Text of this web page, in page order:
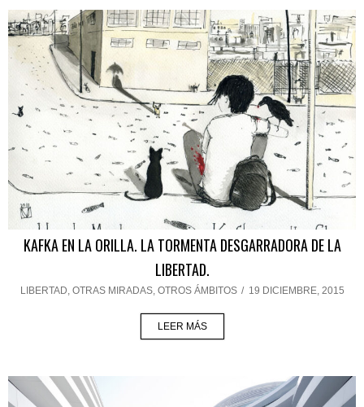
KAFKA EN LA ORILLA. LA TORMENTA DESGARRADORA DE LA
LIBERTAD.
LIBERTAD, OTRAS MIRADAS, OTROS ÁMBITOS / 19 DICIEMBRE, 2015
LEER MÁS